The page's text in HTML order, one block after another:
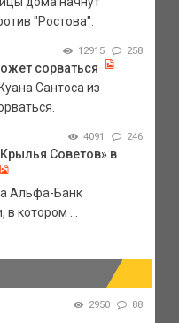
"Ростова".
12915 258
сорваться
Сантоса из
4091 246
Советов» в
Альфа-Банк
котором ...
2950 88